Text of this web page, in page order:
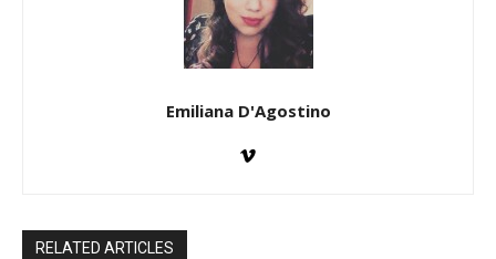
Emiliana D'Agostino
RELATED ARTICLES